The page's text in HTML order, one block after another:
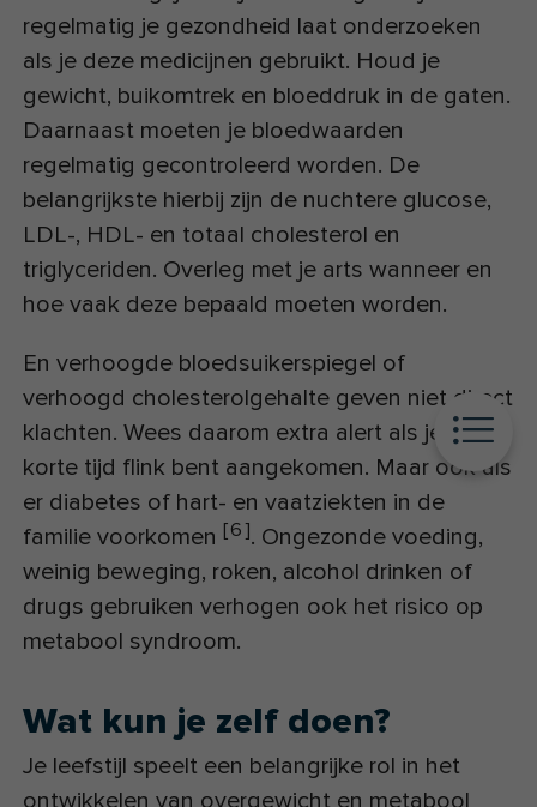
regelmatig je gezondheid laat onderzoeken
als je deze medicijnen gebruikt. Houd je
gewicht, buikomtrek en bloeddruk in de gaten.
Daarnaast moeten je bloedwaarden
regelmatig gecontroleerd worden. De
belangrijkste hierbij zijn de nuchtere glucose,
LDL-, HDL- en totaal cholesterol en
triglyceriden. Overleg met je arts wanneer en
hoe vaak deze bepaald moeten worden.
En verhoogde bloedsuikerspiegel of
verhoogd cholesterolgehalte geven niet direct
klachten. Wees daarom extra alert als je in
korte tijd flink bent aangekomen. Maar ook als
er diabetes of hart- en vaatziekten in de
familie voorkomen [6]. Ongezonde voeding,
weinig beweging, roken, alcohol drinken of
drugs gebruiken verhogen ook het risico op
metabool syndroom.
Wat kun je zelf doen?
Je leefstijl speelt een belangrijke rol in het
ontwikkelen van overgewicht en metabool